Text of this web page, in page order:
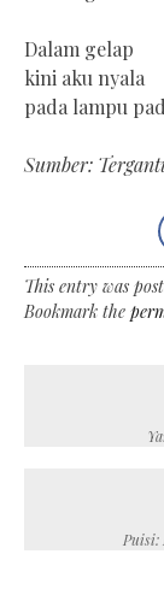
Dalam gelap
kini aku nyala
pada lampu
Sumber:
This entry was
Bookmark the
Puisi: